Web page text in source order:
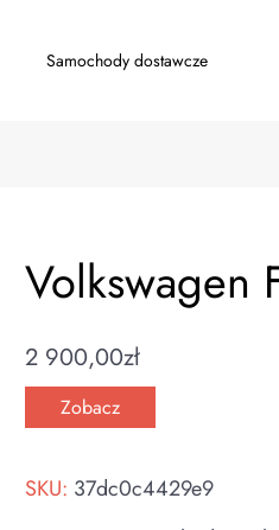
Samochody dostawcze
Volkswagen
2 900,00zł
Zobacz
SKU: 37dc0c4429e9